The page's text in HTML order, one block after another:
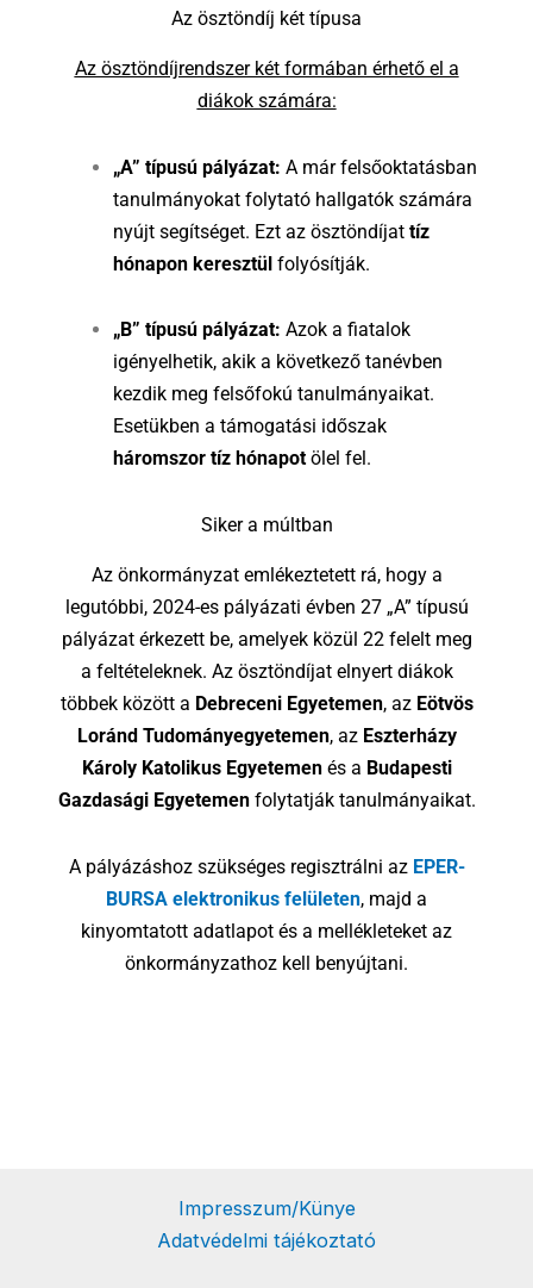
Az ösztöndíj két típusa
Az ösztöndíjrendszer két formában érhető el a
diákok számára:
„A” típusú pályázat: A már felsőoktatásban
tanulmányokat folytató hallgatók számára
nyújt segítséget. Ezt az ösztöndíjat tíz
hónapon keresztülfolyósítják.
„B” típusú pályázat: Azok a fiatalok
igényelhetik, akik a következő tanévben
kezdik meg felsőfokú tanulmányaikat.
Esetükben a támogatási időszak
háromszor tíz hónapotölel fel.
Siker a múltban
Az önkormányzat emlékeztetett rá, hogy a
legutóbbi, 2024-es pályázati évben 27 „A” típusú
pályázat érkezett be, amelyek közül 22 felelt meg
a feltételeknek. Az ösztöndíjat elnyert diákok
többek között a Debreceni Egyetemen, az Eötvös
Loránd Tudományegyetemen, az Eszterházy
Károly Katolikus Egyetemenés a Budapesti
Gazdasági Egyetemenfolytatják tanulmányaikat.
A pályázáshoz szükséges regisztrálni az EPER-
BURSA elektronikus felületen, majd a
kinyomtatott adatlapot és a mellékleteket az
önkormányzathoz kell benyújtani.
Impresszum/Künye
Adatvédelmi tájékoztató